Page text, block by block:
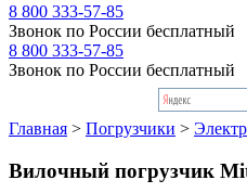
8 800 333-57-85
Звонок по России бесплатный
8 800 333-57-85
Звонок по России бесплатный
Главная > Погрузчики >
Вилочный погрузчик